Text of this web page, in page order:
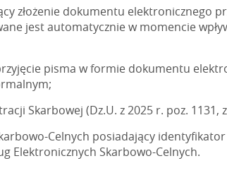
złożenie dokumentu elektronicznego
jest automatycznie w momencie
pisma w formie dokumentu
Skarbowej (Dz.U. z 2025 r. poz. 1131,
Celnych posiadający identyfikator
Elektronicznych Skarbowo-Celnych.